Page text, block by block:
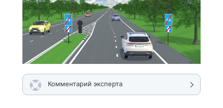
Комментарий эксперта